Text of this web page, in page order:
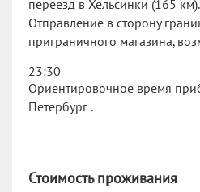
переезд в Хельсинки (165
Отправление в сторону
приграничного магазина,
23:30
Ориентировочное время
Петербург .
Стоимость проживания